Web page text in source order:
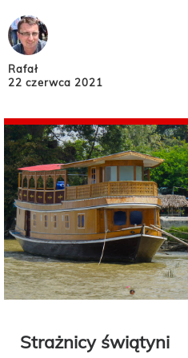
Rafał
22 czerwca 2021
Strażnicy świątyni